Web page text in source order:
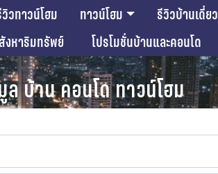
วทาวน์โฮม ทาวน์โฮม รีวิวบ้านเดี่ยว
งหาริมทรัพย์ โปรโมชั่นบ้านและคอนโด
บ้าน คอนโด ทาวน์โฮม